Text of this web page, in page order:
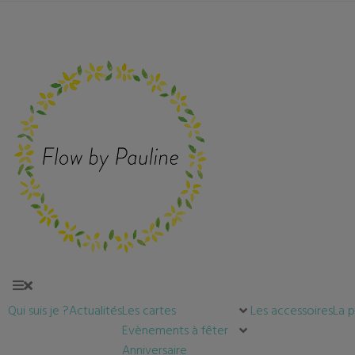
Qui suis je ?ActualitésLes cartes
Evènements à fêter
Anniversaire
Les accessoiresLa